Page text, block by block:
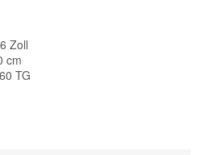
Zoll
cm
TG